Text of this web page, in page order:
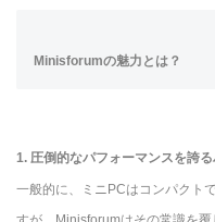
Minisforumの魅力とは？
1. 圧倒的なパフォーマンスを誇
一般的に、ミニPCはコンパクト